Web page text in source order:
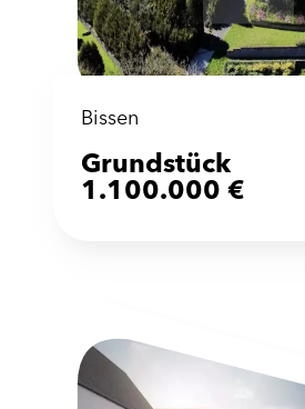
Bissen
Grundstück
1.100.000 €